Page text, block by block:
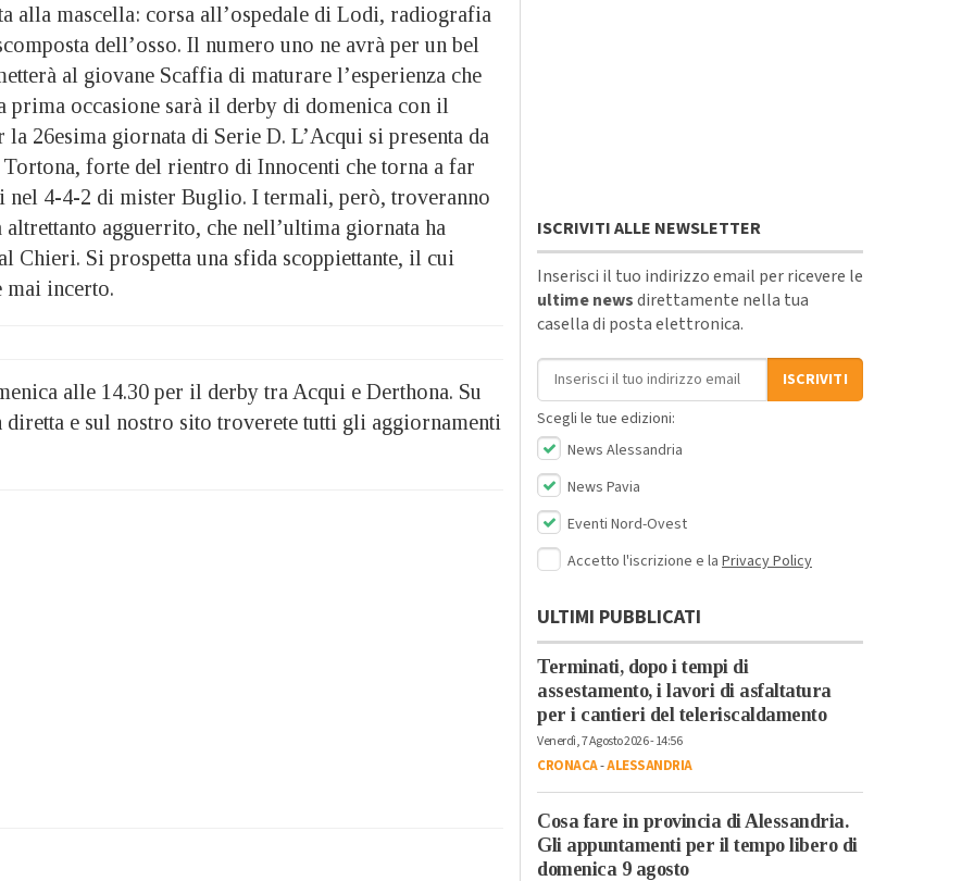
alla mascella: corsa all’ospedale di Lodi, radiografia
dell’osso. Il numero uno ne avrà per un bel
al giovane Scaffia di maturare l’esperienza che
prima occasione sarà il derby di domenica con il
26esima giornata di Serie D. L’Acqui si presenta da
forte del rientro di Innocenti che torna a far
nel 4-4-2 di mister Buglio. I termali, però, troveranno
agguerrito, che nell’ultima giornata ha
Chieri. Si prospetta una sfida scoppiettante, il cui
mai incerto.
alle 14.30 per il derby tra Acqui e Derthona. Su
e sul nostro sito troverete tutti gli aggiornamenti
ISCRIVITI ALLE NEWSLETTER
Inserisci il tuo indirizzo email per ricevere le
ultime newsdirettamente nella tua
casella di posta elettronica.
Indirizzo email
ISCRIVITI
Scegli le tue edizioni:
News Alessandria
News Pavia
Eventi Nord-Ovest
Accetto l'iscrizione e la Privacy Policy
ULTIMI PUBBLICATI
Terminati, dopo i tempi di
assestamento, i lavori di asfaltatura
per i cantieri del teleriscaldamento
Venerdì, 7 Agosto 2026 - 14:56
CRONACA-ALESSANDRIA
Cosa fare in provincia di Alessandria.
Gli appuntamenti per il tempo libero di
domenica 9 agosto